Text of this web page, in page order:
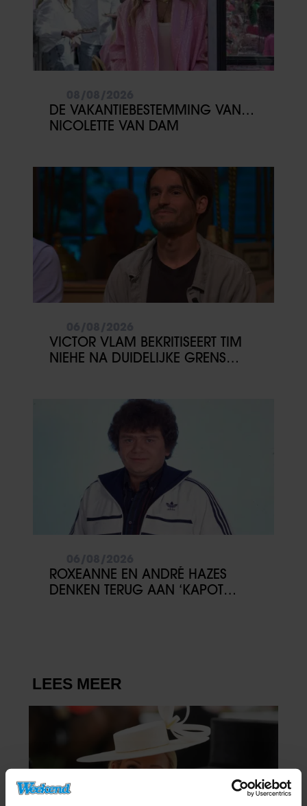
DE VAKANTIEBESTEMMING VAN…
NICOLETTE VAN DAM
VICTOR VLAM BEKRITISEERT TIM
NIEHE NA DUIDELIJKE GRENS
ROXEANNE EN ANDRÉ HAZES
DENKEN TERUG AAN ‘KAPOT